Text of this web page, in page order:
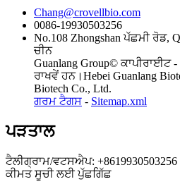
Chang@crovellbio.com
0086-19930503256
No.108 Zhongshan ਪੱਛਮੀ ਰੋਡ,
ਚੀਨ
Guanlang Group© ਕਾਪੀਰਾਈਟ
ਰਾਖਵੇਂ ਹਨ।Hebei Guanlang
Biotech Co., Ltd.
ਗਰਮ ਟੈਗਸ - Sitemap.xml
ਪੜਤਾਲ
ਟੈਲੀਗ੍ਰਾਮ/ਵਟਸਐਪ: +8619930503256
ਕੀਮਤ ਸੂਚੀ ਲਈ ਪੁੱਛਗਿੱਛ